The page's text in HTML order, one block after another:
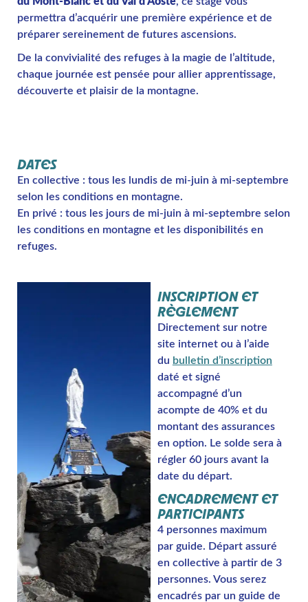
permettra d’acquérir une première expérience et de
préparer sereinement de futures ascensions.
De la convivialité des refuges à la magie de l’altitude,
chaque journée est pensée pour allier apprentissage,
découverte et plaisir de la montagne.
DATES
En collective : tous les lundis de mi-juin à mi-septembre
selon les conditions en montagne.
En privé : tous les jours de mi-juin à mi-septembre selon
les conditions en montagne et les disponibilités en
refuges.
INSCRIPTION ET
RÈGLEMENT
Directement sur notre
site internet ou à l’aide
du bulletin d’inscription
daté et signé
accompagné d’un
acompte de 40% et du
montant des assurances
en option. Le solde sera à
régler 60 jours avant la
date du départ.
ENCADREMENT ET
PARTICIPANTS
4 personnes maximum
par guide. Départ assuré
en collective à partir de 3
personnes. Vous serez
encadrés par un guide de